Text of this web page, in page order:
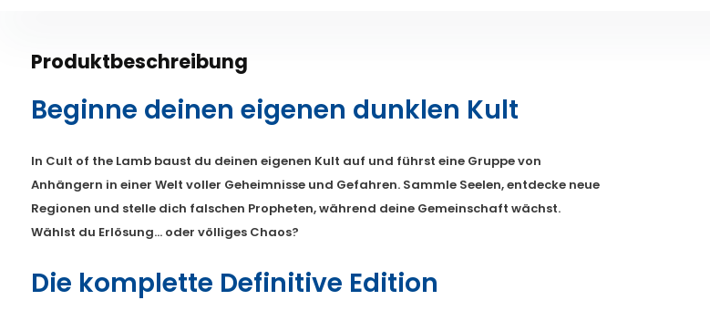
Produktbeschreibung
Beginne deinen eigenen dunklen Kult
In Cult of the Lamb baust du deinen eigenen Kult auf und führst eine Gruppe von
Anhängern in einer Welt voller Geheimnisse und Gefahren. Sammle Seelen, entdecke neue
Regionen und stelle dich falschen Propheten, während deine Gemeinschaft wächst.
Wählst du Erlösung… oder völliges Chaos?
Die komplette Definitive Edition